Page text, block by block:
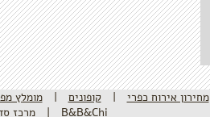
מחירון אירוח כפרי | קופונים | מומלץ
B&B&Chi
| מרכז